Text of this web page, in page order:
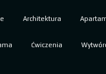
Architektura
Ćwiczenia